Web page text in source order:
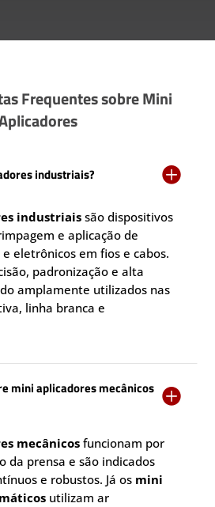
Frequentes sobre Mini
industriais? 
industriais são dispositivos
e aplicação de
eletrônicos em fios e cabos.
padronização e alta
amplamente utilizados nas
linha branca e
mini aplicadores mecânicos 
mecânicosfuncionam por
da prensa e são indicados
e robustos. Já os mini
utilizam ar